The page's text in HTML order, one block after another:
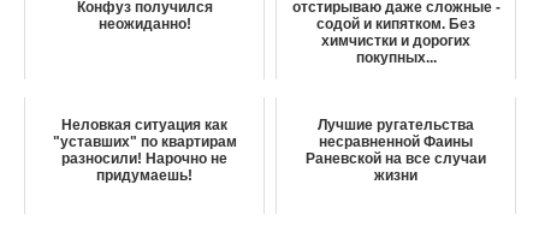
Конфуз получился
неожиданно!
отстирываю даже сложные -
содой и кипятком. Без
химчистки и дорогих
покупных...
Неловкая ситуация как
"уставших" по квартирам
разносили! Нарочно не
придумаешь!
Лучшие ругательства
несравненной Фаины
Раневской на все случаи
жизни